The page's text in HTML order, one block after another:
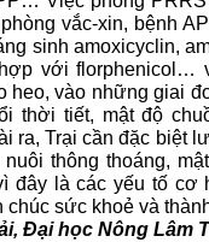
vắc-xin, bệnh
sinh amoxicyclin,
với florphenicol…
heo, vào những giai
thời tiết, mật độ
ra, Trại cần đặc biệt
thông thoáng,
đây là các yếu tố cơ
chúc sức khoẻ và
Đại học Nông Lâm